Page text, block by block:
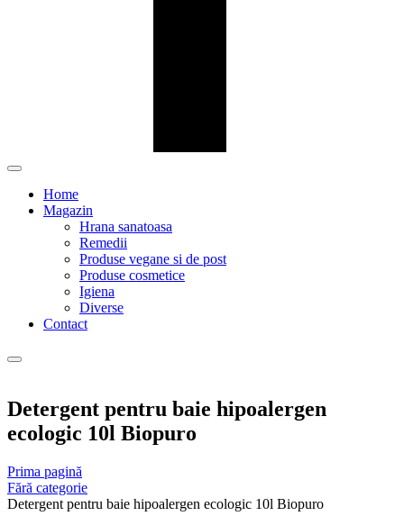
Home
Magazin
Hrana sanatoasa
Remedii
Produse vegane si de post
Produse cosmetice
Igiena
Diverse
Contact
Detergent pentru baie hipoalergen
ecologic 10l Biopuro
Prima pagină
Fără categorie
Detergent pentru baie hipoalergen ecologic 10l Biopuro